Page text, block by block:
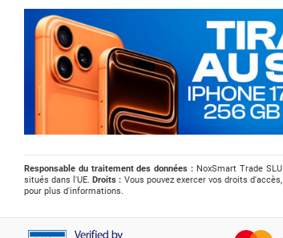
Responsable du traitement des données : NoxSmart Trade
situés dans l'UE.Droits : Vous pouvez exercer vos droits
pour plus d'informations.